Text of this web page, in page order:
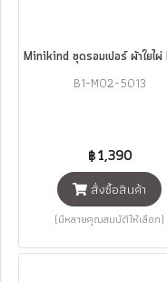
Minikind ชุดรอมเปอร์ ผ้าใย
B1-M02-5013
฿1,390
สั่งซื้อสินค้า
(มีหลายคุณสมบัติให้เลือก)